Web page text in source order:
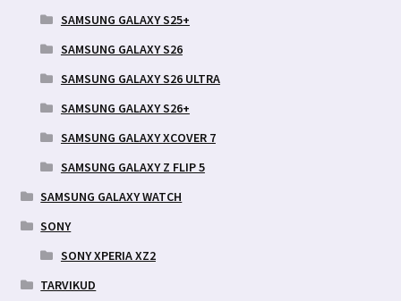
SAMSUNG GALAXY S25+
SAMSUNG GALAXY S26
SAMSUNG GALAXY S26 ULTRA
SAMSUNG GALAXY S26+
SAMSUNG GALAXY XCOVER 7
SAMSUNG GALAXY Z FLIP 5
SAMSUNG GALAXY WATCH
SONY
SONY XPERIA XZ2
TARVIKUD